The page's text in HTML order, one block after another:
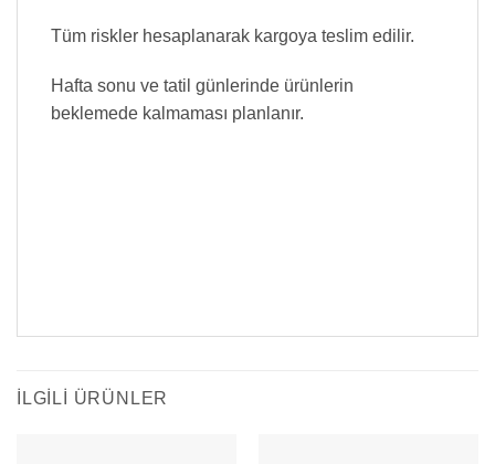
Tüm riskler hesaplanarak kargoya teslim edilir.
Hafta sonu ve tatil günlerinde ürünlerin
beklemede kalmaması planlanır.
İLGILI ÜRÜNLER